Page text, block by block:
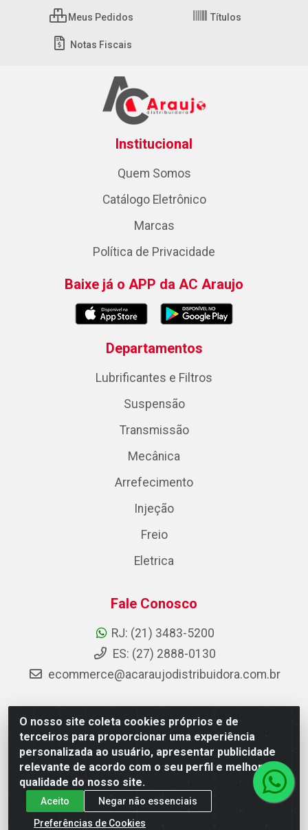
O nosso site coleta cookies próprios e de
terceiros para proporcionar uma experiência
personalizada ao usuário, apresentar publicidade
relevante de acordo com o seu perfil e melhorar a
qualidade do nosso site.
Aceito
Negar não essenciais
Preferências de Cookies
Meus Pedidos Títulos
Notas Fiscais
Institucional
Quem Somos
Catálogo Eletrônico
Marcas
Política de Privacidade
Baixe já o APP da AC Araujo
Departamentos
Lubrificantes e Filtros
Suspensão
Transmissão
Mecânica
Arrefecimento
Injeção
Freio
Eletrica
Fale Conosco
RJ: (21) 3483-5200
ES: (27) 2888-0130
ecommerce@acaraujodistribuidora.com.br
AC Araujo Distribuidora - Rua Carneiro de Campos, 42 -
São Cristóvão, Rio de Janeiro/RJ - CEP 20.920-410 -
CNPJ 08.744.753/0003-85